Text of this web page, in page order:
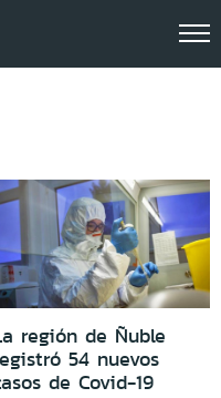
región de Ñuble
54 nuevos
de Covid-19